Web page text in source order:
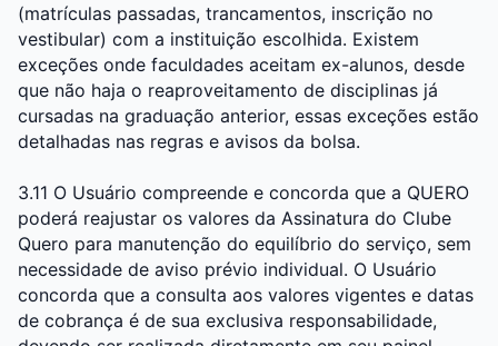
(matrículas passadas, trancamentos, inscrição no
vestibular) com a instituição escolhida. Existem
exceções onde faculdades aceitam ex-alunos, desde
que não haja o reaproveitamento de disciplinas já
cursadas na graduação anterior, essas exceções estão
detalhadas nas regras e avisos da bolsa.
3.11 O Usuário compreende e concorda que a QUERO
poderá reajustar os valores da Assinatura do Clube
Quero para manutenção do equilíbrio do serviço, sem
necessidade de aviso prévio individual. O Usuário
concorda que a consulta aos valores vigentes e datas
de cobrança é de sua exclusiva responsabilidade,